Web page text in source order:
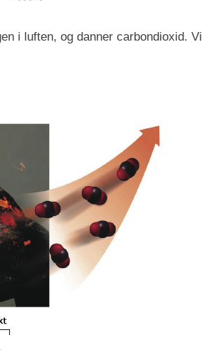
i luften, og danner carbondioxid. Vi